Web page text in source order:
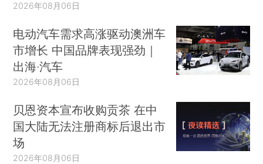
2026年08月06日
电动汽车需求高涨驱动澳洲车
市增长 中国品牌表现强劲｜
出海·汽车
2026年08月06日
贝恩资本宣布收购贡茶 在中
国大陆无法注册商标后退出市
场
2026年08月06日